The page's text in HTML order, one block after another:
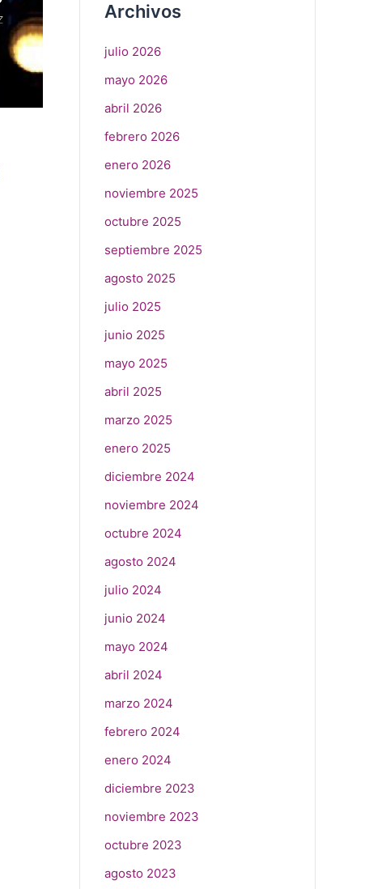
Archivos
julio 2026
mayo 2026
abril 2026
febrero 2026
enero 2026
noviembre 2025
octubre 2025
septiembre 2025
agosto 2025
julio 2025
junio 2025
mayo 2025
abril 2025
marzo 2025
enero 2025
diciembre 2024
noviembre 2024
octubre 2024
agosto 2024
julio 2024
junio 2024
mayo 2024
abril 2024
marzo 2024
febrero 2024
enero 2024
diciembre 2023
noviembre 2023
octubre 2023
agosto 2023